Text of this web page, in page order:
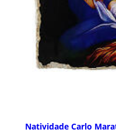
Natividade Carlo